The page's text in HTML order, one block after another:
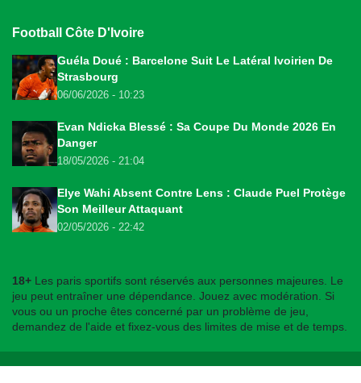
Football Côte D'Ivoire
Guéla Doué : Barcelone Suit Le Latéral Ivoirien De
Strasbourg
06/06/2026 - 10:23
Evan Ndicka Blessé : Sa Coupe Du Monde 2026 En
Danger
18/05/2026 - 21:04
Elye Wahi Absent Contre Lens : Claude Puel Protège
Son Meilleur Attaquant
02/05/2026 - 22:42
18+ Les paris sportifs sont réservés aux personnes majeures. Le
jeu peut entraîner une dépendance. Jouez avec modération. Si
vous ou un proche êtes concerné par un problème de jeu,
demandez de l'aide et fixez-vous des limites de mise et de temps.